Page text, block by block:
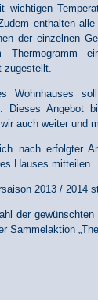
wichtigen
enthalten
der einzelnen
zugestellt.
Wohnhauses
Dieses Angebot
auch weiter und
nach erfolgter
Hauses mitteilen.
2013 / 2014
der
Sammelaktion